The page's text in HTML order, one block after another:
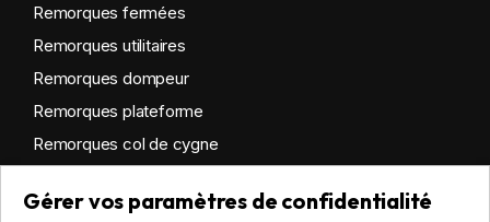
Gérer vos paramètres de confidentialité
Remorques fermées
Remorques utilitaires
Remorques dompeur
Remorques plateforme
Remorques col de cygne
Remorques sur mesure